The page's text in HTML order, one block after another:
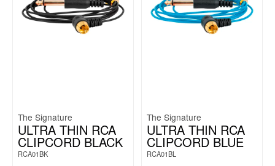
The Signature
ULTRA THIN RCA
CLIPCORD BLACK
RCA01BK
The Signature
ULTRA THIN RCA
CLIPCORD BLUE
RCA01BL